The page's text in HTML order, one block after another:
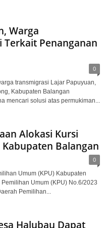
Warga
Terkait Penanganan
0
transmigrasi Lajar Papuyuan,
Kabupaten Balangan
mencari solusi atas permukiman...
Alokasi Kursi
Balangan
0
Umum (KPU) Kabupaten
Umum (KPU) No.6/2023
Pemilihan...
Halubau Dapat